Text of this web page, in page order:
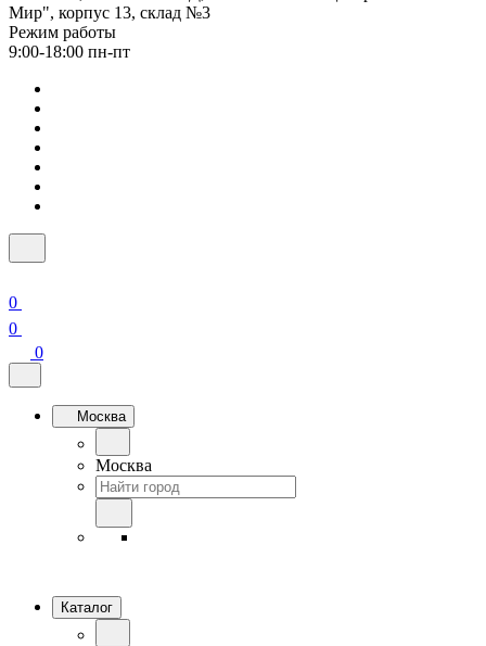
Мир", корпус 13, склад №3
Режим работы
9:00-18:00 пн-пт
0
0
0
Москва
Москва
Каталог